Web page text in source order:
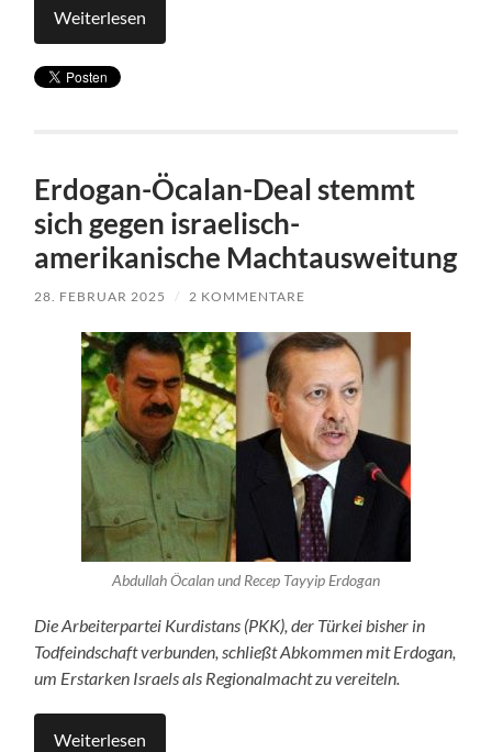
Weiterlesen
Erdogan-Öcalan-Deal stemmt
sich gegen israelisch-
amerikanische Machtausweitung
28. FEBRUAR 2025 / 2 KOMMENTARE
Abdullah Öcalan und Recep Tayyip Erdogan
Die Arbeiterpartei Kurdistans (PKK), der Türkei bisher in
Todfeindschaft verbunden, schließt Abkommen mit Erdogan,
um Erstarken Israels als Regionalmacht zu vereiteln.
Weiterlesen